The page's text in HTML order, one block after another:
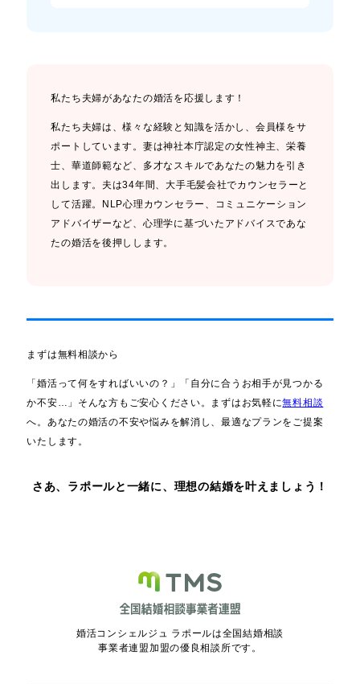
私たち夫婦があなたの婚活を応援します！
私たち夫婦は、様々な経験と知識を活かし、会員様をサ
ポートしています。妻は神社本庁認定の女性神主、栄養
士、華道師範など、多才なスキルであなたの魅力を引き
出します。夫は34年間、大手毛髪会社でカウンセラーと
して活躍。NLP心理カウンセラー、コミュニケーション
アドバイザーなど、心理学に基づいたアドバイスであな
たの婚活を後押しします。
まずは無料相談から
「婚活って何をすればいいの？」「自分に合うお相手が見つかる
か不安…」そんな方もご安心ください。まずはお気軽に無料相談
へ。あなたの婚活の不安や悩みを解消し、最適なプランをご提案
いたします。
さあ、ラポールと一緒に、理想の結婚を叶えましょう！
婚活コンシェルジュ ラポールは全国結婚相談
事業者連盟加盟の優良相談所です。